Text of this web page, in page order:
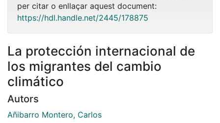
per citar o enllaçar aquest document:
https://hdl.handle.net/2445/178875
La protección internacional de
los migrantes del cambio
climático
Autors
Añibarro Montero, Carlos